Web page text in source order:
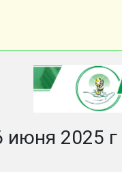
июня 2025 г